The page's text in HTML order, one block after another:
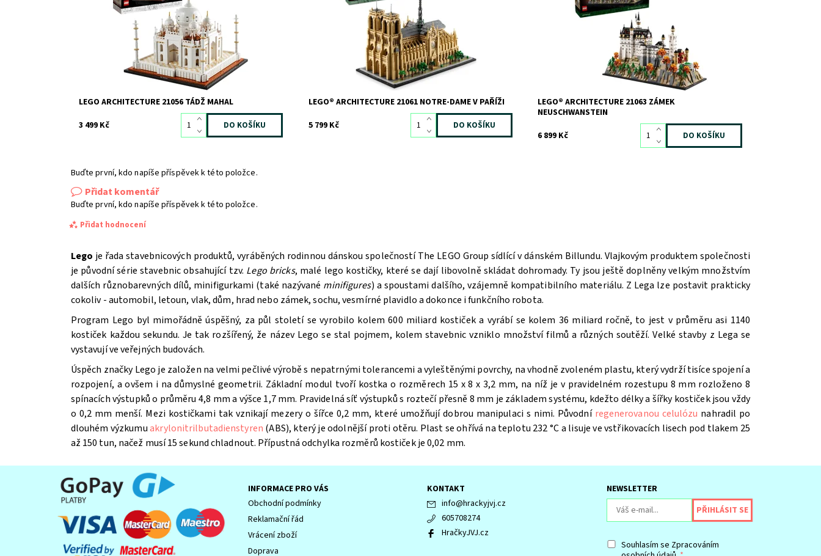
Dostupnost:
Skladem2
8548
LEGO
LEGO ARCHITECTURE 21056 TÁDŽ MAHAL
3 499 Kč
kamene z roku 1163. Vyzkoušejte si na vlastní kůži práci
architekta Viollet-le-Duca, který katedrálu...
Skladem1
12773
LEGO
LEGO® ARCHITECTURE 21061 NOTRE-DAME V PAŘÍŽI
5 799 Kč
Tato prémiová stavebnice plná detailů osloví každého
kreativního dospělého, který miluje...
Skladem1
LEGO
LEGO® ARCHITECTURE 21063 ZÁMEK
NEUSCHWANSTEIN
6 899 Kč
Buďte první, kdo napíše příspěvek k této položce.
Přidat komentář
Buďte první, kdo napíše příspěvek k této položce.
Přidat hodnocení
Souhlasím seZpracováním osobních údajů.
Lego je řada stavebnicových produktů, vyráběných rodinnou dánskou společností The LEGO Group sídlící v dánském Billundu. Vlajkovým produktem společnosti
je původní série stavebnic obsahující tzv. Lego bricks, malé lego kostičky, které se dají libovolně skládat dohromady. Ty jsou ještě doplněny velkým množstvím
dalších různobarevných dílů, minifigurkami (také nazývané minifigures) a spoustami dalšího, vzájemně kompatibilního materiálu. Z Lega lze postavit prakticky
cokoliv - automobil, letoun, vlak, dům, hrad nebo zámek, sochu, vesmírné plavidlo a dokonce i funkčního robota.
Program Lego byl mimořádně úspěšný, za půl století se vyrobilo kolem 600 miliard kostiček a vyrábí se kolem 36 miliard ročně, to jest v průměru asi 1140
kostiček každou sekundu. Je tak rozšířený, že název Lego se stal pojmem, kolem stavebnic vzniklo množství filmů a různých soutěží. Velké stavby z Lega se
vystavují ve veřejných budovách.
Úspěch značky Lego je založen na velmi pečlivé výrobě s nepatrnými tolerancemi a vyleštěnými povrchy, na vhodně zvoleném plastu, který vydrží tisíce spojení a
rozpojení, a ovšem i na důmyslné geometrii. Základní modul tvoří kostka o rozměrech 15 x 8 x 3,2 mm, na níž je v pravidelném rozestupu 8 mm rozloženo 8
spínacích výstupků o průměru 4,8 mm a výšce 1,7 mm. Pravidelná síť výstupků s roztečí přesně 8 mm je základem systému, kdežto délky a šířky kostiček jsou vždy
o 0,2 mm menší. Mezi kostičkami tak vznikají mezery o šířce 0,2 mm, které umožňují dobrou manipulaci s nimi. Původní regenerovanou celulózu nahradil po
dlouhém výzkumuakrylonitrilbutadienstyren (ABS), který je odolnější proti otěru. Plast se ohřívá na teplotu 232 °C a lisuje ve vstřikovacích lisech pod tlakem 25
až 150 tun, načež musí 15 sekund chladnout. Přípustná odchylka rozměrů kostiček je 0,02 mm.
INFORMACE PRO VÁS
Obchodní podmínky
Reklamační řád
Vrácení zboží
Doprava
KONTAKT
info@hrackyjvj.cz
605708274
HračkyJVJ.cz
NEWSLETTER
Souhlasím se Zpracováním